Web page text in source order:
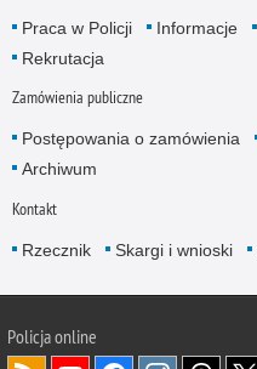
Praca w Policji Informacje
Rekrutacja
Zamówienia publiczne
Postępowania o zamówienia
Archiwum
Kontakt
Rzecznik Skargi i wnioski
Policjaonline